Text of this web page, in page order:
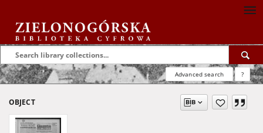
Advanced search ?
OBJECT